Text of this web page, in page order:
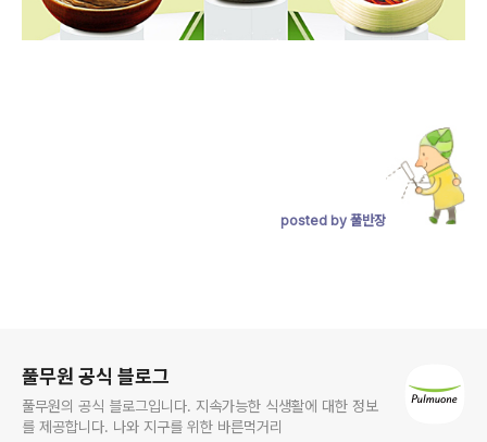
posted by 풀반장
풀무원 공식 블로그
풀무원의 공식 블로그입니다. 지속가능한 식생활에 대한 정보
를 제공합니다. 나와 지구를 위한 바른먹거리